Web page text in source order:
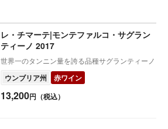
レ・チマーテ|モンテファルコ・サグラン
ティーノ 2017
世界一のタンニン量を誇る品種サグランティーノ
ウンブリア州 赤ワイン
13,200円（税込）